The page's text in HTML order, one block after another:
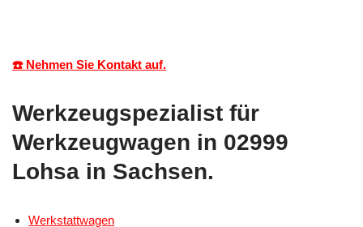
☎️ Nehmen Sie Kontakt auf.
Werkzeugspezialist für
Werkzeugwagen in 02999
Lohsa in Sachsen.
Werkstattwagen